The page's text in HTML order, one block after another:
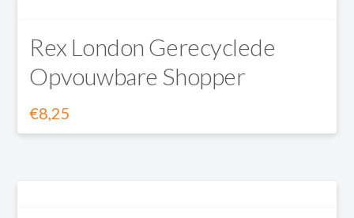
worden
op
de
productpagina
meerdere
variaties.
Deze
optie
Rex London Gerecyclede
Opvouwbare Shopper
€8,25
Dit